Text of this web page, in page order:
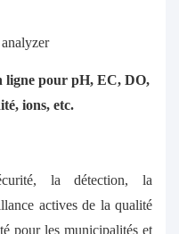
ligne pour pH, EC, DO,
ions, etc.
la détection, la
actives de la qualité
pour les municipalités et